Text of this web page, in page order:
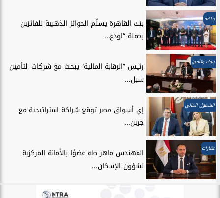
رياضة
بنك القاهرة يسلّم الجوائز الذهبية للفائزين
بحملة “اودع...
بنوك وتأمين
رئيس ”الرقابة المالية” يبحث مع شركات التأمين
سبل...
الشمول المالي
إي أسواق مصر توقع شراكة استراتيجية مع
جرين...
عقارات
المهندس ماهر طه عضوًا بالأمانة المركزية
لشؤون الإسكان...